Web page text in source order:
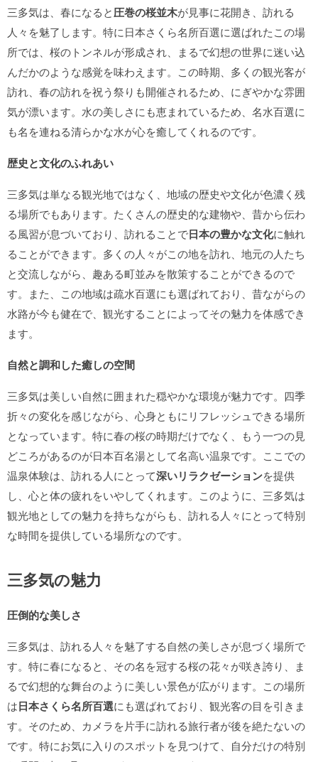
三多気は、春になると圧巻の桜並木が見事に花開き、訪れる
人々を魅了します。特に日本さくら名所百選に選ばれたこの場
所では、桜のトンネルが形成され、まるで幻想の世界に迷い込
んだかのような感覚を味わえます。この時期、多くの観光客が
訪れ、春の訪れを祝う祭りも開催されるため、にぎやかな雰囲
気が漂います。水の美しさにも恵まれているため、名水百選に
も名を連ねる清らかな水が心を癒してくれるのです。
歴史と文化のふれあい
三多気は単なる観光地ではなく、地域の歴史や文化が色濃く残
る場所でもあります。たくさんの歴史的な建物や、昔から伝わ
る風習が息づいており、訪れることで日本の豊かな文化に触れ
ることができます。多くの人々がこの地を訪れ、地元の人たち
と交流しながら、趣ある町並みを散策することができるので
す。また、この地域は疏水百選にも選ばれており、昔ながらの
水路が今も健在で、観光することによってその魅力を体感でき
ます。
自然と調和した癒しの空間
三多気は美しい自然に囲まれた穏やかな環境が魅力です。四季
折々の変化を感じながら、心身ともにリフレッシュできる場所
となっています。特に春の桜の時期だけでなく、もう一つの見
どころがあるのが日本百名湯として名高い温泉です。ここでの
温泉体験は、訪れる人にとって深いリラクゼーションを提供
し、心と体の疲れをいやしてくれます。このように、三多気は
観光地としての魅力を持ちながらも、訪れる人々にとって特別
な時間を提供している場所なのです。
三多気の魅力
圧倒的な美しさ
三多気は、訪れる人々を魅了する自然の美しさが息づく場所で
す。特に春になると、その名を冠する桜の花々が咲き誇り、ま
るで幻想的な舞台のように美しい景色が広がります。この場所
は日本さくら名所百選にも選ばれており、観光客の目を引きま
す。そのため、カメラを片手に訪れる旅行者が後を絶たないの
です。特にお気に入りのスポットを見つけて、自分だけの特別